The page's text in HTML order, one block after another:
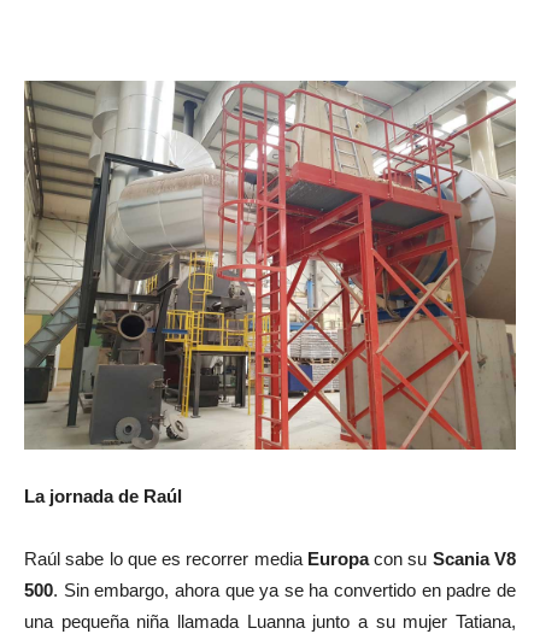
La jornada de Raúl
Raúl sabe lo que es recorrer media Europacon su Scania V8
500. Sin embargo, ahora que ya se ha convertido en padre de
una pequeña niña llamada Luanna junto a su mujer Tatiana,